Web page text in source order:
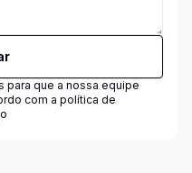
para que a nossa equipe
com a política de